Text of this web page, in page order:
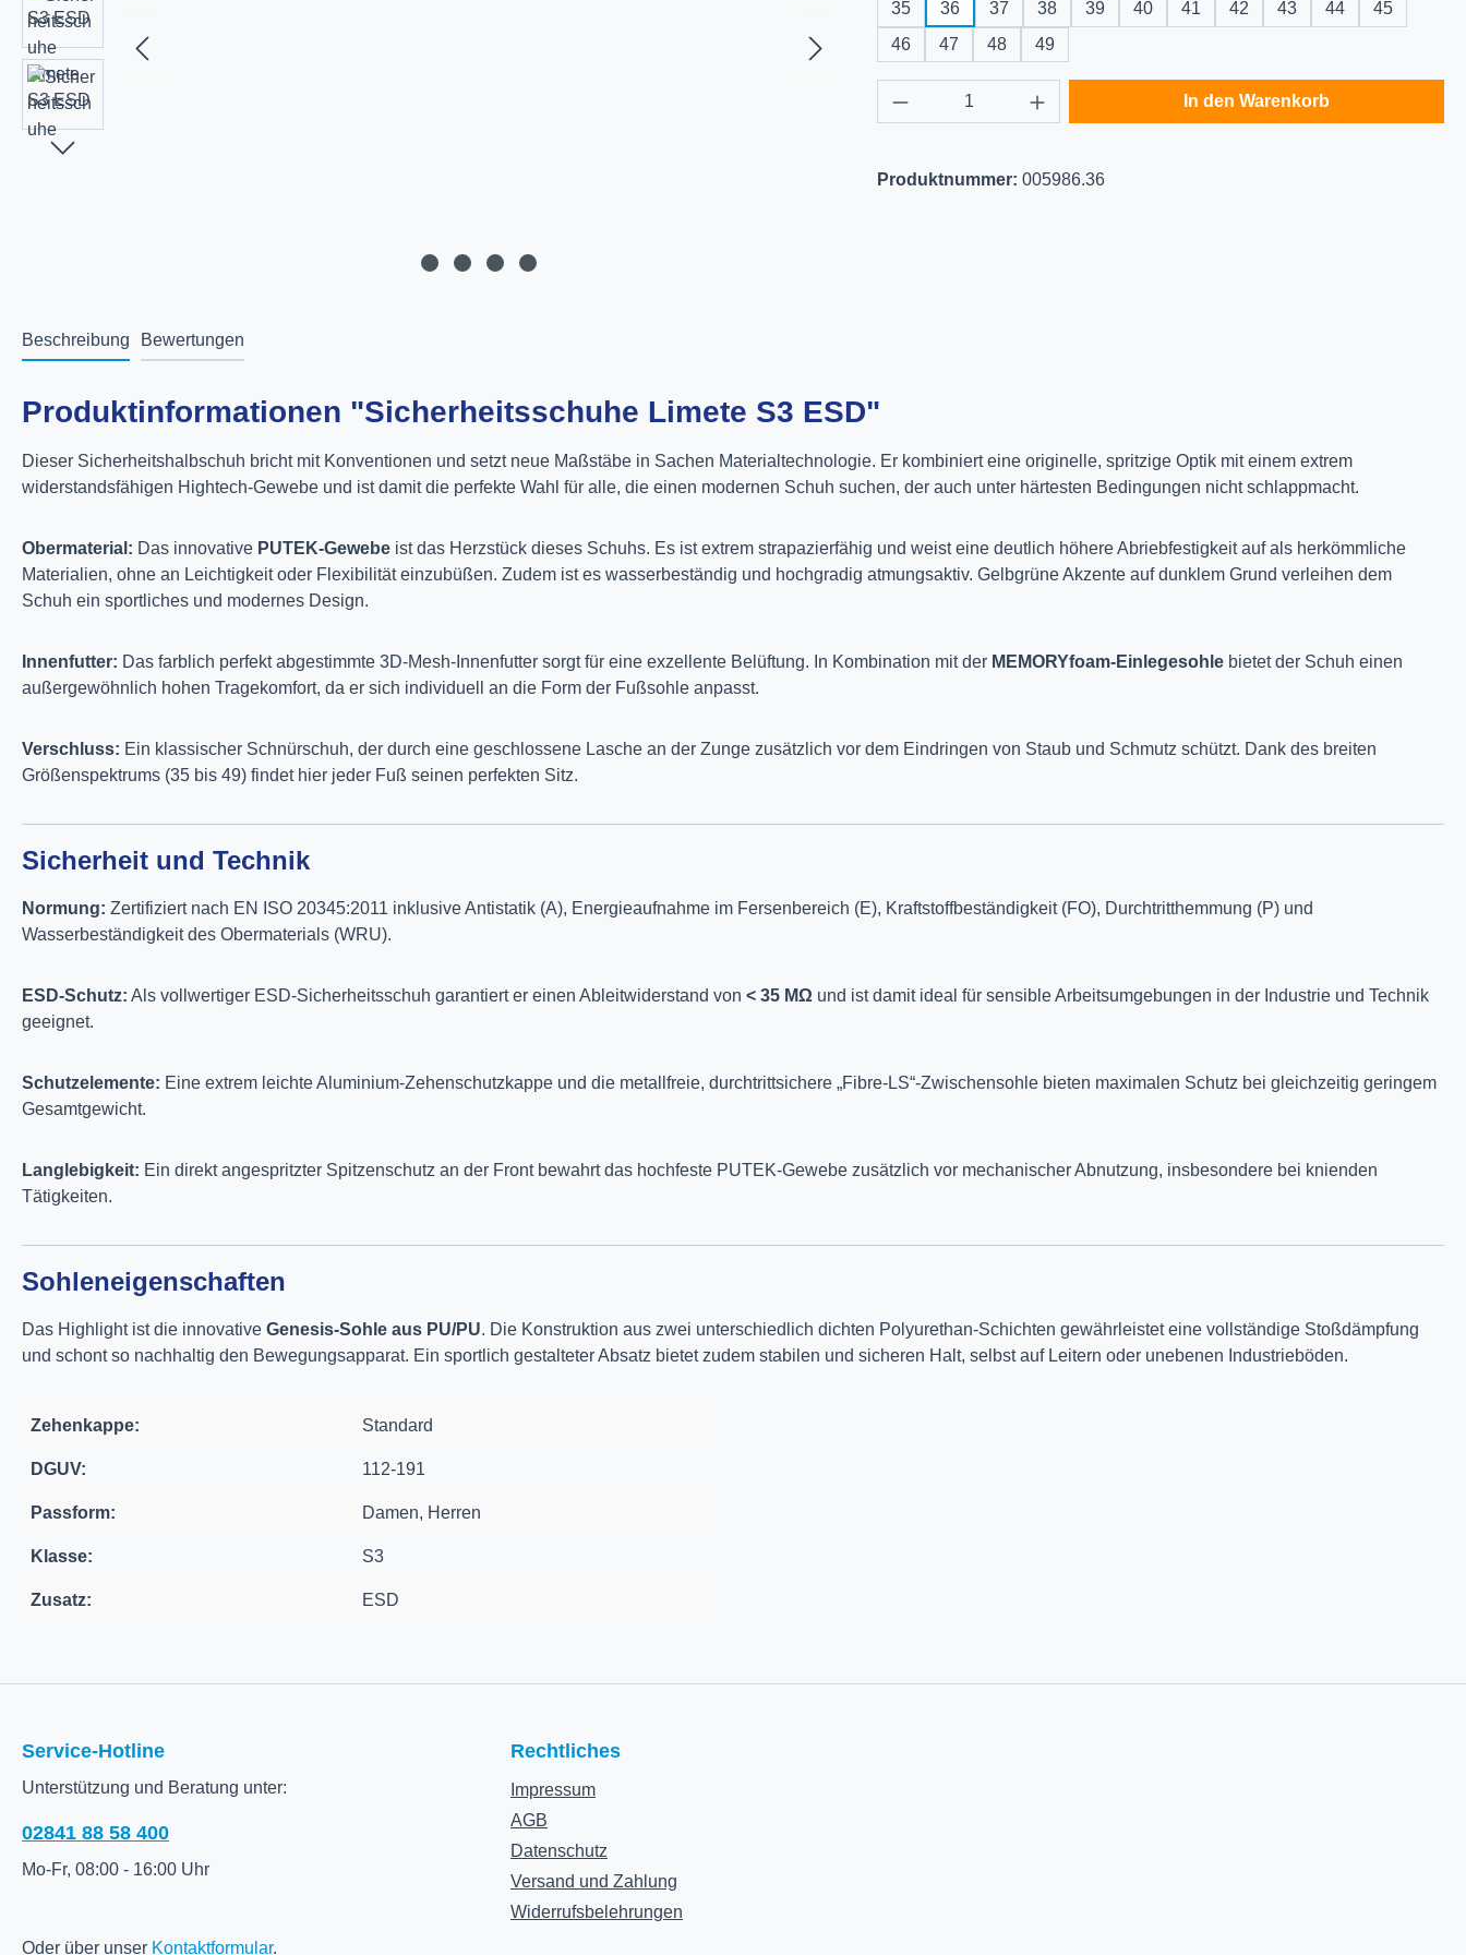
35 36 37 38 39 40 41 42 43 44
45
46
47 48 49
Produkt Anzahl: Gib den gewünschten Wert ein
In den Warenkorb
Produktnummer: 005986.36
Beschreibung Bewertungen
Produktinformationen "Sicherheitsschuhe Limete S3 ESD"
Dieser Sicherheitshalbschuh bricht mit Konventionen und setzt neue Maßstäbe in Sachen Materialtechnologie. Er kombiniert eine originelle, spritzige Optik mit einem extrem
widerstandsfähigen Hightech-Gewebe und ist damit die perfekte Wahl für alle, die einen modernen Schuh suchen, der auch unter härtesten Bedingungen nicht schlappmacht.
Obermaterial: Das innovative PUTEK-Gewebe ist das Herzstück dieses Schuhs. Es ist extrem strapazierfähig und weist eine deutlich höhere Abriebfestigkeit auf als herkömmliche
Materialien, ohne an Leichtigkeit oder Flexibilität einzubüßen. Zudem ist es wasserbeständig und hochgradig atmungsaktiv. Gelbgrüne Akzente auf dunklem Grund verleihen dem
Schuh ein sportliches und modernes Design.
Innenfutter: Das farblich perfekt abgestimmte 3D-Mesh-Innenfutter sorgt für eine exzellente Belüftung. In Kombination mit der MEMORYfoam-Einlegesohle bietet der Schuh einen
außergewöhnlich hohen Tragekomfort, da er sich individuell an die Form der Fußsohle anpasst.
Verschluss: Ein klassischer Schnürschuh, der durch eine geschlossene Lasche an der Zunge zusätzlich vor dem Eindringen von Staub und Schmutz schützt. Dank des breiten
Größenspektrums (35 bis 49) findet hier jeder Fuß seinen perfekten Sitz.
Sicherheit und Technik
Normung: Zertifiziert nach EN ISO 20345:2011 inklusive Antistatik (A), Energieaufnahme im Fersenbereich (E), Kraftstoffbeständigkeit (FO), Durchtritthemmung (P) und
Wasserbeständigkeit des Obermaterials (WRU).
ESD-Schutz: Als vollwertiger ESD-Sicherheitsschuh garantiert er einen Ableitwiderstand von < 35 MΩ und ist damit ideal für sensible Arbeitsumgebungen in der Industrie und Technik
geeignet.
Schutzelemente: Eine extrem leichte Aluminium-Zehenschutzkappe und die metallfreie, durchtrittsichere „Fibre-LS“-Zwischensohle bieten maximalen Schutz bei gleichzeitig geringem
Gesamtgewicht.
Langlebigkeit: Ein direkt angespritzter Spitzenschutz an der Front bewahrt das hochfeste PUTEK-Gewebe zusätzlich vor mechanischer Abnutzung, insbesondere bei knienden
Tätigkeiten.
Sohleneigenschaften
Das Highlight ist die innovative Genesis-Sohle aus PU/PU. Die Konstruktion aus zwei unterschiedlich dichten Polyurethan-Schichten gewährleistet eine vollständige Stoßdämpfung
und schont so nachhaltig den Bewegungsapparat. Ein sportlich gestalteter Absatz bietet zudem stabilen und sicheren Halt, selbst auf Leitern oder unebenen Industrieböden.
Zehenkappe: Standard
DGUV: 112-191
Passform: Damen, Herren
Klasse: S3
Zusatz: ESD
Service-Hotline
Unterstützung und Beratung unter:
02841 88 58 400
Mo-Fr, 08:00 - 16:00 Uhr
Oder über unser Kontaktformular.
Rechtliches
Impressum
AGB
Datenschutz
Versand und Zahlung
Widerrufsbelehrungen